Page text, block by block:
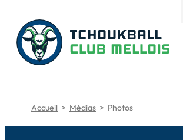
contenu
Accueil > Médias > Photos